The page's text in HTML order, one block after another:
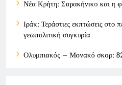
Νέα Κρήτη: Σαρακήνικο και
Ιράκ: Τεράστιες εκπτώσεις στο
γεωπολιτική συγκυρία
Ολυμπιακός – Μονακό σκορ: